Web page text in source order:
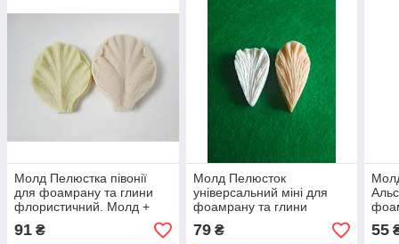
Молд Пелюстка півонії
для фоамрану та глини
флористичний. Молд +
вайнер
91 ₴
Молд Пелюсток
універсальний міні для
фоамрану та глини
флористичний. Молд +
вайнер
79₴ 55